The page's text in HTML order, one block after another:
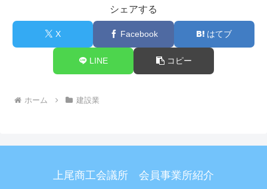
シェアする
X Facebook はてブ
LINE コピー
ホーム 建設業
上尾商工会議所 会員事業所紹介